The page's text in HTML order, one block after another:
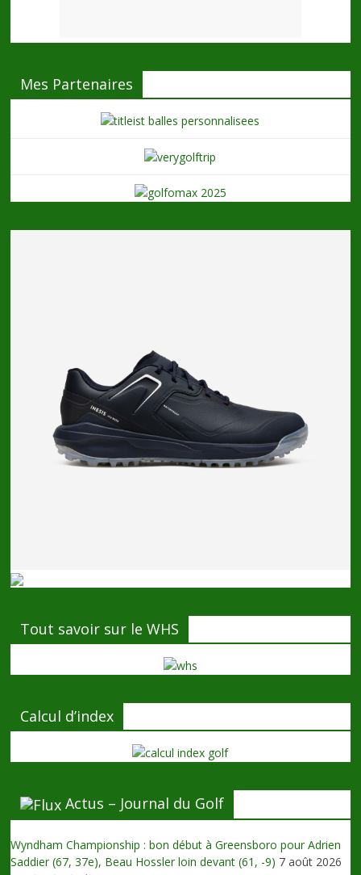
Mes Partenaires
Tout savoir sur le WHS
Calcul d’index
Actus – Journal du Golf
Wyndham Championship : bon début à Greensboro pour Adrien
Saddier (67, 37e), Beau Hossler loin devant (61, -9) 7 août 2026